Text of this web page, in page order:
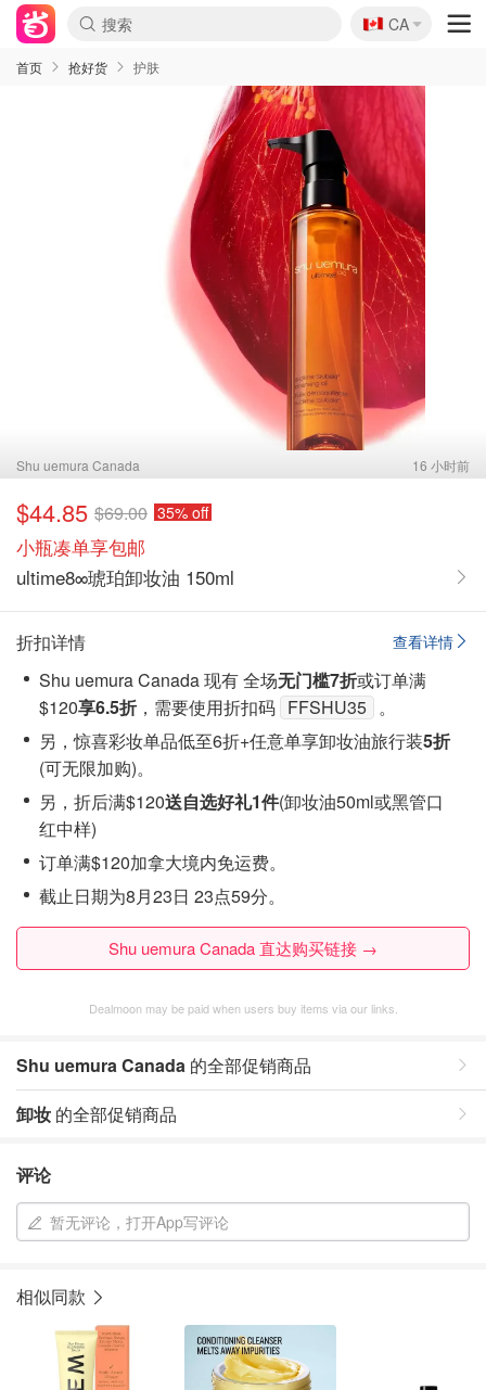
🇨🇦
CA
首页 抢好货 护肤
Shu uemura Canada 16 小时前
$44.85 $69.00 35% off
小瓶凑单享包邮
ultime8∞琥珀卸妆油 150ml
查看详情
折扣详情
Shu uemura Canada 现有 全场无门槛7折或订单满
$120享6.5折 ，需要使用折扣码 FFSHU35 。
另，惊喜彩妆单品低至6折+任意单享卸妆油旅行装5折
(可无限加购)。
另，折后满$120送自选好礼1件(卸妆油50ml或黑管口
红中样)
订单满$120加拿大境内免运费。
截止日期为8月23日 23点59分。
Shu uemura Canada 直达购买链接 →
Dealmoon may be paid when users buy items via our links.
Shu uemura Canada 的全部促销商品
卸妆 的全部促销商品
评论
暂无评论，打开App写评论
相似同款